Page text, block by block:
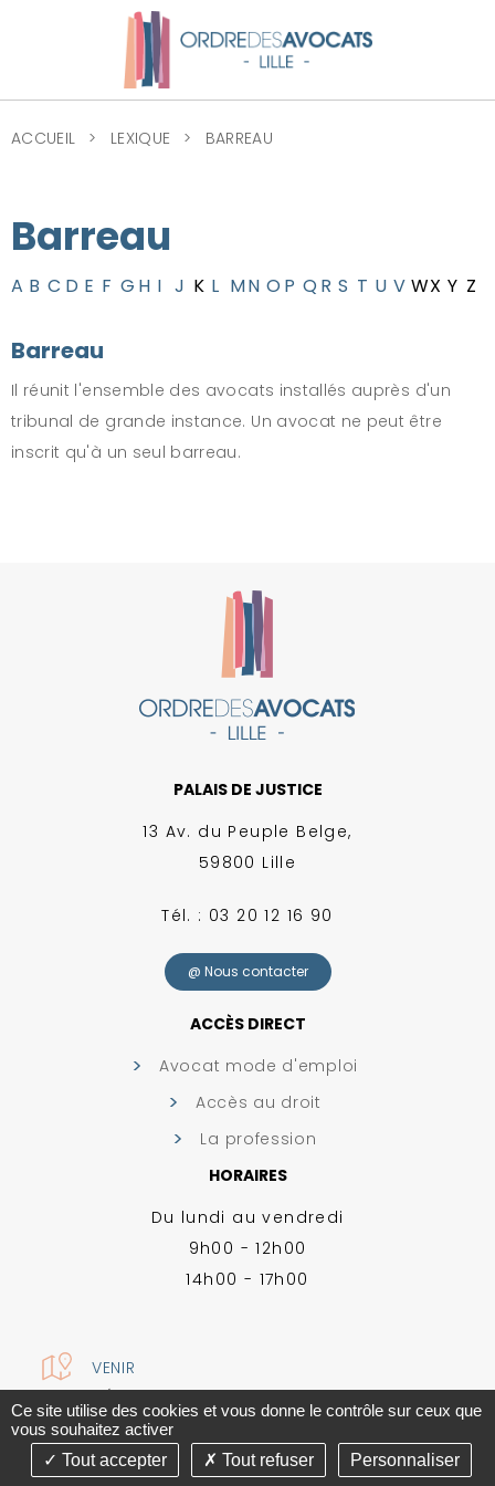
ACCUEIL LEXIQUE BARREAU
Barreau
A B C D E F G H I J K L MN O P Q R S T U V WX Y Z
Barreau
Il réunit l'ensemble des avocats installés auprès d'un
tribunal de grande instance. Un avocat ne peut être
inscrit qu'à un seul barreau.
PALAIS DE JUSTICE
13 Av. du Peuple Belge,
59800 Lille
Tél. : 03 20 12 16 90
@ Nous contacter
ACCÈS DIRECT
Avocat mode d'emploi
Accès au droit
La profession
HORAIRES
Du lundi au vendredi
9h00 - 12h00
14h00 - 17h00
VENIR
CONCEPTION ABSOLUTE COMMUNICATION & RÉALISATION ANSWEB
Ce site utilise des cookies et vous donne le contrôle sur ceux que
vous souhaitez activer
Tout accepter
Tout refuser
Personnaliser